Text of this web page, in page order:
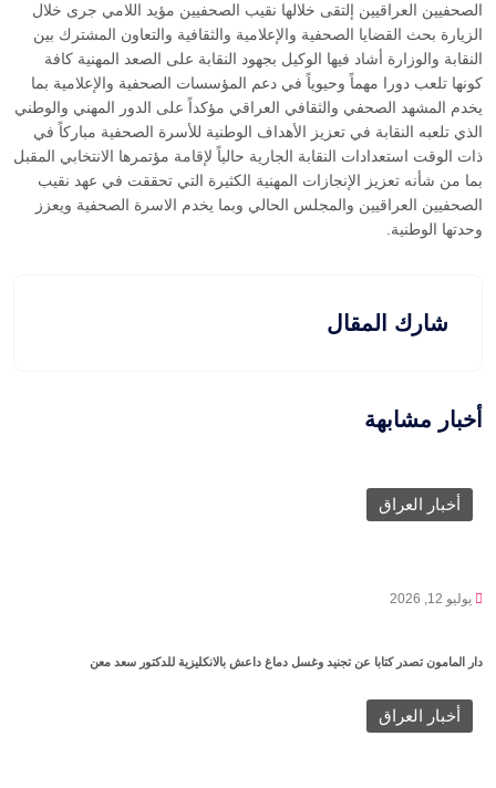
الصحفيين العراقيين إلتقى خلالها نقيب الصحفيين مؤيد اللامي جرى خلال
الزيارة بحث القضايا الصحفية والإعلامية والثقافية والتعاون المشترك بين
النقابة والوزارة أشاد فيها الوكيل بجهود النقابة على الصعد المهنية كافة
كونها تلعب دورا مهماً وحيوياً في دعم المؤسسات الصحفية والإعلامية بما
يخدم المشهد الصحفي والثقافي العراقي مؤكداً على الدور المهني والوطني
الذي تلعبه النقابة في تعزيز الأهداف الوطنية للأسرة الصحفية مباركاً في
ذات الوقت استعدادات النقابة الجارية حالياً لإقامة مؤتمرها الانتخابي المقبل
بما من شأنه تعزيز الإنجازات المهنية الكثيرة التي تحققت في عهد نقيب
الصحفيين العراقيين والمجلس الحالي وبما يخدم الاسرة الصحفية ويعزز
وحدتها الوطنية.
شارك المقال
أخبار مشابهة
أخبار العراق
يوليو 12, 2026
دار المامون تصدر كتابا عن تجنيد وغسل دماغ داعش بالانكليزية للدكتور سعد معن
أخبار العراق